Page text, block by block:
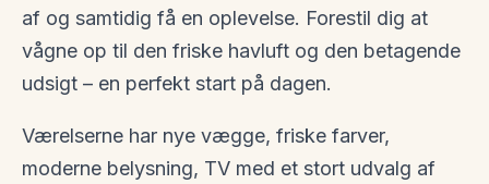
af og samtidig få en oplevelse. Forestil dig at
vågne op til den friske havluft og den betagende
udsigt – en perfekt start på dagen.
Værelserne har nye vægge, friske farver,
moderne belysning, TV med et stort udvalg af